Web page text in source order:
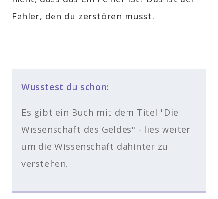
Fehler, den du zerstören musst.
Wusstest du schon:
Es gibt ein Buch mit dem Titel "Die
Wissenschaft des Geldes" - lies weiter
um die Wissenschaft dahinter zu
verstehen.